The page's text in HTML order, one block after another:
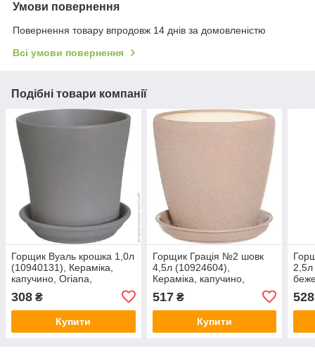
Умови повернення
Повернення товару впродовж 14 днів за домовленістю
Всі умови повернення
Подібні товари компанії
Горщик Вуаль крошка 1,0л
(10940131), Кераміка,
капучино, Oriana,
308 ₴
Купити
Горщик Грація №2 шовк
4,5л (10924604),
Кераміка, капучино,
517₴
Купити
2,5л
528